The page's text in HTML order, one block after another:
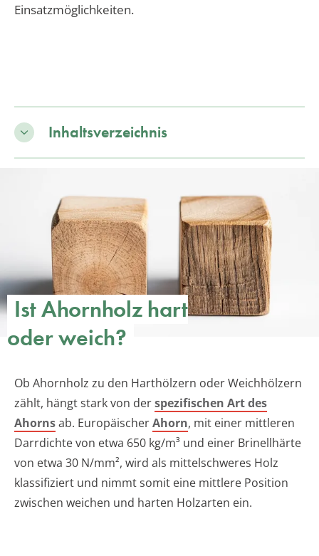
Einsatzmöglichkeiten.
Inhaltsverzeichnis
Ist Ahornholz hart
oder weich?
Ob Ahornholz zu den Harthölzern oder Weichhölzern
zählt, hängt stark von derspezifischen Art des
Ahornsab. EuropäischerAhorn, mit einer mittleren
Darrdichte von etwa 650 kg/m³ und einer Brinellhärte
von etwa 30 N/mm², wird als mittelschweres Holz
klassifiziert und nimmt somit eine mittlere Position
zwischen weichen und harten Holzarten ein.